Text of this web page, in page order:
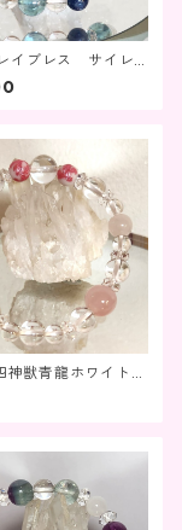
レイブレス サイレ
br195
獣青龍ホワイトオ
ーズクォーツ・水